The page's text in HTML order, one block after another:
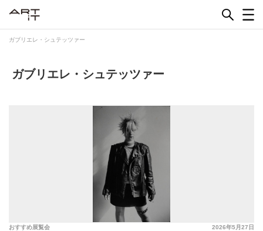
ガブリエレ・シュテッツァー
ガブリエレ・シュテッツァー
2026年5月27日
おすすめ展覧会